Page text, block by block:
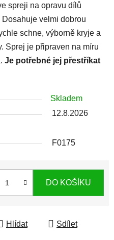
spreji na opravu dílů
velmi dobrou
schne, výborně kryje a
Sprej je připraven na míru
Je potřebné jej přestříkat
Skladem
12.8.2026
F0175
DO KOŠÍKU
Hlídat Sdílet